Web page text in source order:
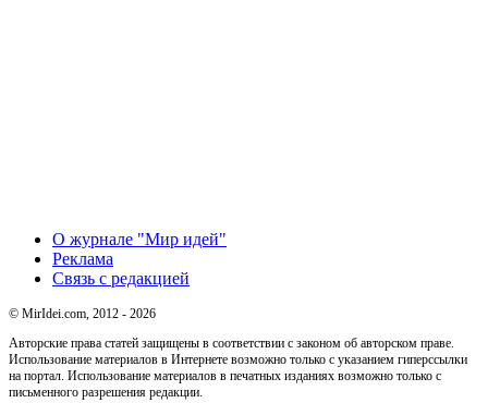
О журнале "Мир идей"
Реклама
Связь с редакцией
© MirIdei.com, 2012 - 2026
Авторские права статей защищены в соответствии с законом об авторском праве.
Использование материалов в Интернете возможно только с указанием гиперссылки
на портал. Использование материалов в печатных изданиях возможно только с
письменного разрешения редакции.